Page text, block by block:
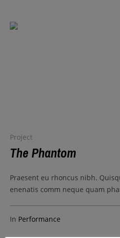
Project
The Phantom
Praesent eu rhoncus nibh.
enenatis comm neque quam
In Performance